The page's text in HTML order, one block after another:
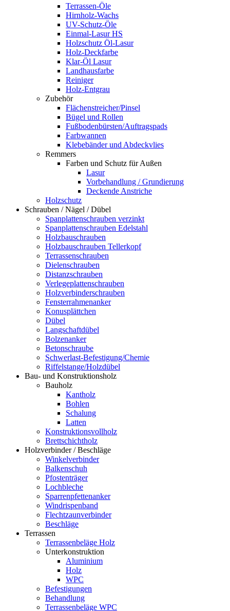
Terrassen-Öle
Hirnholz-Wachs
UV-Schutz-Öle
Einmal-Lasur HS
Holzschutz Öl-Lasur
Holz-Deckfarbe
Klar-Öl Lasur
Landhausfarbe
Reiniger
Holz-Entgrau
Zubehör
Flächenstreicher/Pinsel
Bügel und Rollen
Fußbodenbürsten/Auftragspads
Farbwannen
Klebebänder und Abdeckvlies
Remmers
Farben und Schutz für Außen
Lasur
Vorbehandlung / Grundierung
Deckende Anstriche
Holzschutz
Schrauben / Nägel / Dübel
Spanplattenschrauben verzinkt
Spanplattenschrauben Edelstahl
Holzbauschrauben
Holzbauschrauben Tellerkopf
Terrassenschrauben
Dielenschrauben
Distanzschrauben
Verlegeplattenschrauben
Holzverbinderschrauben
Fensterrahmenanker
Konusplättchen
Dübel
Langschaftdübel
Bolzenanker
Betonschraube
Schwerlast-Befestigung/Chemie
Riffelstange/Holzdübel
Bau- und Konstruktionsholz
Bauholz
Kantholz
Bohlen
Schalung
Latten
Konstruktionsvollholz
Brettschichtholz
Holzverbinder / Beschläge
Winkelverbinder
Balkenschuh
Pfostenträger
Lochbleche
Sparrenpfettenanker
Windrispenband
Flechtzaunverbinder
Beschläge
Terrassen
Terrassenbeläge Holz
Unterkonstruktion
Aluminium
Holz
WPC
Befestigungen
Behandlung
Terrassenbeläge WPC